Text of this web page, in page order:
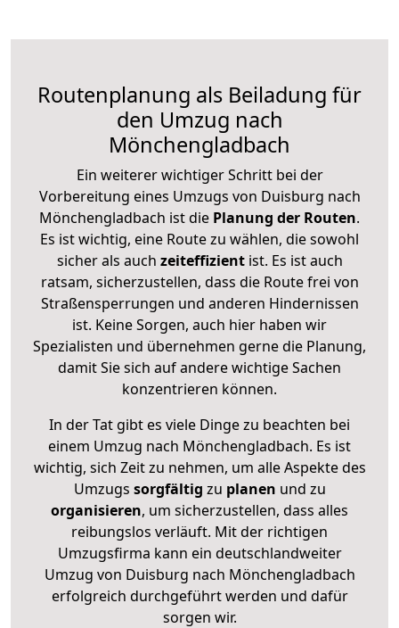
Routenplanung als Beiladung für
den Umzug nach
Mönchengladbach
Ein weiterer wichtiger Schritt bei der
Vorbereitung eines Umzugs von Duisburg nach
Mönchengladbach ist die Planung der Routen.
Es ist wichtig, eine Route zu wählen, die sowohl
sicher als auch zeiteffizientist. Es ist auch
ratsam, sicherzustellen, dass die Route frei von
Straßensperrungen und anderen Hindernissen
ist. Keine Sorgen, auch hier haben wir
Spezialisten und übernehmen gerne die Planung,
damit Sie sich auf andere wichtige Sachen
konzentrieren können.
In der Tat gibt es viele Dinge zu beachten bei
einem Umzug nach Mönchengladbach. Es ist
wichtig, sich Zeit zu nehmen, um alle Aspekte des
Umzugs sorgfältig zu planen und zu
organisieren, um sicherzustellen, dass alles
reibungslos verläuft. Mit der richtigen
Umzugsfirma kann ein deutschlandweiter
Umzug von Duisburg nach Mönchengladbach
erfolgreich durchgeführt werden und dafür
sorgen wir.